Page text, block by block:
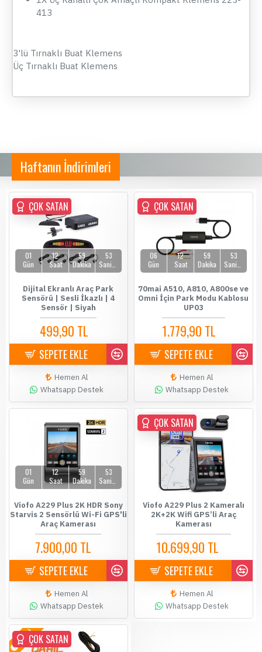
413
3'lü Tırnaklı Buat Klemens
Üç Tırnaklı Buat Klemens
Haftanın İndirimleri
ÇOK SATAN
ÇOK SATAN
01
Gün
12
Saat
59
Dakika
53
Dijital Ekranlı Araç Park
Sensörü | Sesli İkazlı | 4
Sensör | Siyah
499,90 TL
SEPETE EKLE
Hemen Al
Whatsapp Destek
ÇOK SATAN
06
Gün
12
Saat
59
Dakika
53
70mai A510, A810, A800se ve
Omni İçin Park Modu Kablosu
UP03
1.779,90 TL
SEPETE EKLE
Hemen Al
Whatsapp Destek
01
Gün
12
Saat
59
Dakika
53
Viofo A229 Plus 2K HDR Sony
Starvis 2 Sensörlü Wi-Fi GPS'li
Araç Kamerası
7.900,00 TL
SEPETE EKLE
Hemen Al
Whatsapp Destek
ÇOK SATAN
ÇOK SATAN
Viofo A229 Plus 2 Kameralı
2K+2K Wifi GPS’li Araç
Kamerası
10.699,90 TL
SEPETE EKLE
Hemen Al
Whatsapp Destek
YENİÇOK SATAN